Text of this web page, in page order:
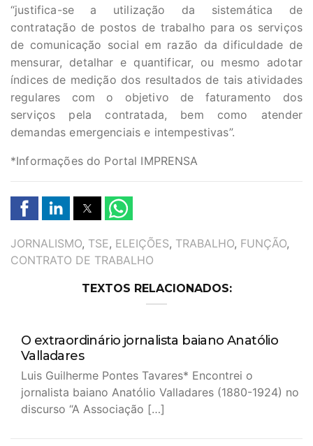
“justifica-se a utilização da sistemática de
contratação de postos de trabalho para os serviços
de comunicação social em razão da dificuldade de
mensurar, detalhar e quantificar, ou mesmo adotar
índices de medição dos resultados de tais atividades
regulares com o objetivo de faturamento dos
serviços pela contratada, bem como atender
demandas emergenciais e intempestivas”.
*Informações do Portal IMPRENSA
TAGS
JORNALISMO, TSE, ELEIÇÕES, TRABALHO, FUNÇÃO,
CONTRATO DE TRABALHO
TEXTOS RELACIONADOS:
O extraordinário jornalista baiano Anatólio
Valladares
Luis Guilherme Pontes Tavares* Encontrei o
jornalista baiano Anatólio Valladares (1880-1924) no
discurso “A Associação […]